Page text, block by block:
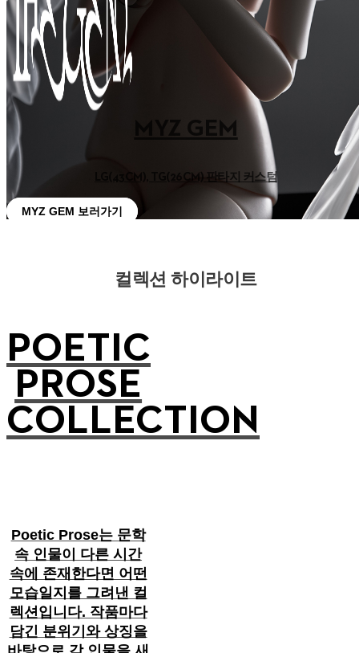
MYZ GEM
LG(43CM), TG(26CM) 판타지 커스텀
MYZ GEM 보러가기
컬렉션 하이라이트
POETIC
PROSE
COLLECTION
Poetic Prose는 문학
속 인물이 다른 시간
속에 존재한다면 어떤
모습일지를 그려낸 컬
렉션입니다. 작품마다
담긴 분위기와 상징을